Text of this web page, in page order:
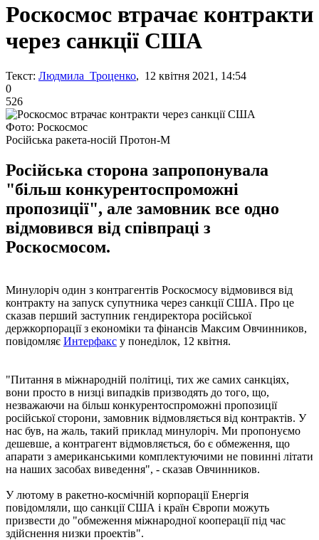
Роскосмос втрачає контракти
через санкції США
Текст: Людмила Троценко, 12 квітня 2021, 14:54
0
526
Фото: Роскосмос
Російська ракета-носій Протон-М
Російська сторона запропонувала
"більш конкурентоспроможні
пропозиції", але замовник все одно
відмовився від співпраці з
Роскосмосом.
Минулоріч один з контрагентів Роскосмосу відмовився від
контракту на запуск супутника через санкції США. Про це
сказав перший заступник гендиректора російської
держкорпорації з економіки та фінансів Максим Овчинников,
повідомляє Интерфакс у понеділок, 12 квітня.
"Питання в міжнародній політиці, тих же самих санкціях,
вони просто в низці випадків призводять до того, що,
незважаючи на більш конкурентоспроможні пропозиції
російської сторони, замовник відмовляється від контрактів. У
нас був, на жаль, такий приклад минулоріч. Ми пропонуємо
дешевше, а контрагент відмовляється, бо є обмеження, що
апарати з американськими комплектуючими не повинні літати
на наших засобах виведення", - сказав Овчинников.
У лютому в ракетно-космічній корпорації Енергія
повідомляли, що санкції США і країн Європи можуть
призвести до "обмеження міжнародної кооперації під час
здійснення низки проектів".